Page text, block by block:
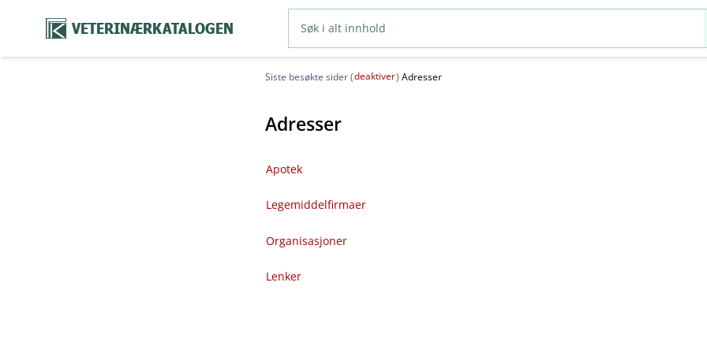
VETERINÆRKATALOGEN
Siste besøkte sider (deaktiver) Adresser
Adresser
Apotek
Legemiddelfirmaer
Organisasjoner
Lenker